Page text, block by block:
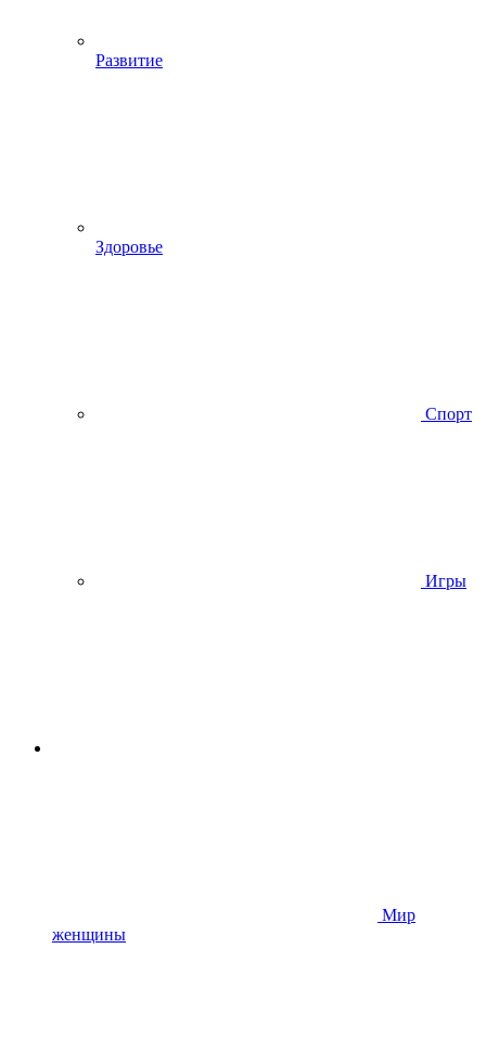
Развитие
Здоровье
Спорт
Игры
Мир
женщины